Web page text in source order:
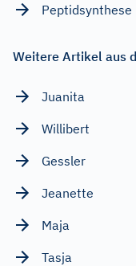
Peptidsynthese
Weitere Artikel aus
Juanita
Willibert
Gessler
Jeanette
Maja
Tasja